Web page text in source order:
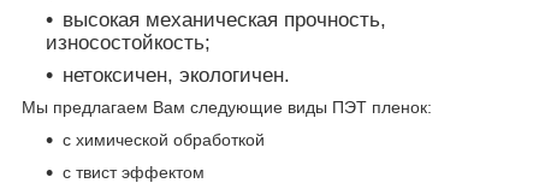
высокая механическая прочность,
износостойкость;
нетоксичен, экологичен.
Мы предлагаем Вам следующие виды ПЭТ пленок:
с химической обработкой
с твист эффектом